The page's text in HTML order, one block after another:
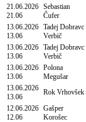
21.06.2026
21.06
Sebastian
Čufer
13.06.2026
13.06
Tadej Dobravc
Verbič
13.06.2026
13.06
Tadej Dobravc
Verbič
13.06.2026
13.06
Polona
Megušar
13.06.2026
13.06
Rok Vrhovšek
12.06.2026
12.06
Gašper
Korošec